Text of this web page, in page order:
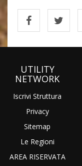
UTILITY
NETWORK
Iscrivi Struttura
Privacy
Sitemap
Le Regioni
AREA RISERVATA